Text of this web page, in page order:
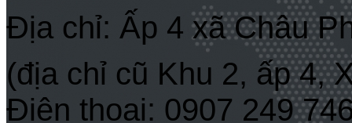
Địa chỉ: Ấp 4 xã Châu
(địa chỉ cũ Khu 2, ấp 4,
Điện thoại: 0907 249